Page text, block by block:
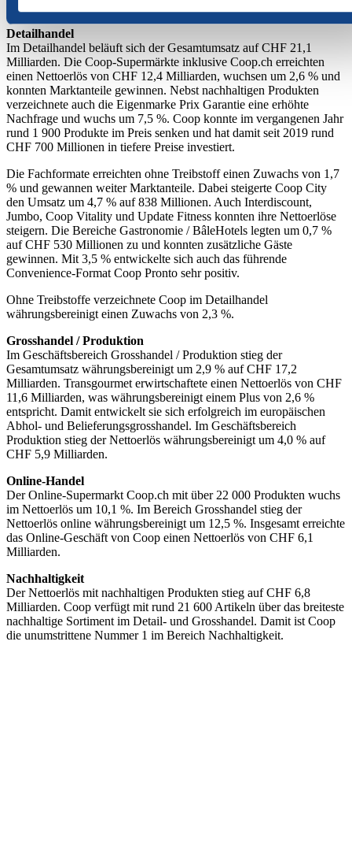
CHF 6,8 Milliarden.
Detailhandel
Im Detailhandel beläuft sich der Gesamtumsatz auf CHF 21,1
Milliarden. Die Coop-Supermärkte inklusive Coop.ch erreichten
einen Nettoerlös von CHF 12,4 Milliarden, wuchsen um 2,6 % und
konnten Marktanteile gewinnen. Nebst nachhaltigen Produkten
verzeichnete auch die Eigenmarke Prix Garantie eine erhöhte
Nachfrage und wuchs um 7,5 %. Coop konnte im vergangenen Jahr
rund 1 900 Produkte im Preis senken und hat damit seit 2019 rund
CHF 700 Millionen in tiefere Preise investiert.
Die Fachformate erreichten ohne Treibstoff einen Zuwachs von 1,7
% und gewannen weiter Marktanteile. Dabei steigerte Coop City
den Umsatz um 4,7 % auf 838 Millionen. Auch Interdiscount,
Jumbo, Coop Vitality und Update Fitness konnten ihre Nettoerlöse
steigern. Die Bereiche Gastronomie / BâleHotels legten um 0,7 %
auf CHF 530 Millionen zu und konnten zusätzliche Gäste
gewinnen. Mit 3,5 % entwickelte sich auch das führende
Convenience-Format Coop Pronto sehr positiv.
Ohne Treibstoffe verzeichnete Coop im Detailhandel
währungsbereinigt einen Zuwachs von 2,3 %.
Grosshandel / Produktion
Im Geschäftsbereich Grosshandel / Produktion stieg der
Gesamtumsatz währungsbereinigt um 2,9 % auf CHF 17,2
Milliarden. Transgourmet erwirtschaftete einen Nettoerlös von CHF
11,6 Milliarden, was währungsbereinigt einem Plus von 2,6 %
entspricht. Damit entwickelt sie sich erfolgreich im europäischen
Abhol- und Belieferungsgrosshandel. Im Geschäftsbereich
Produktion stieg der Nettoerlös währungsbereinigt um 4,0 % auf
CHF 5,9 Milliarden.
Online-Handel
Der Online-Supermarkt Coop.ch mit über 22 000 Produkten wuchs
im Nettoerlös um 10,1 %. Im Bereich Grosshandel stieg der
Nettoerlös online währungsbereinigt um 12,5 %. Insgesamt erreichte
das Online-Geschäft von Coop einen Nettoerlös von CHF 6,1
Milliarden.
Nachhaltigkeit
Der Nettoerlös mit nachhaltigen Produkten stieg auf CHF 6,8
Milliarden. Coop verfügt mit rund 21 600 Artikeln über das breiteste
nachhaltige Sortiment im Detail- und Grosshandel. Damit ist Coop
die unumstrittene Nummer 1 im Bereich Nachhaltigkeit.